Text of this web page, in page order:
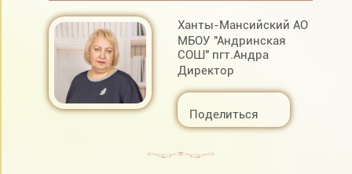
Ханты-Мансийский АО
МБОУ "Андринская
СОШ" пгт.Андра
Директор
Поделиться